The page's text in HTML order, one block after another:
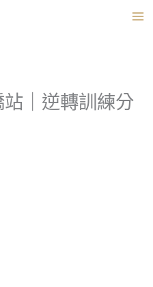
｜逆轉訓練分